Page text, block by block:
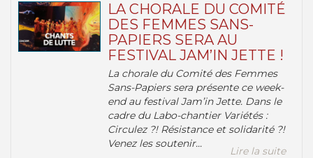
LA CHORALE DU COMITÉ
DES FEMMES SANS-
PAPIERS SERA AU
FESTIVAL JAM’IN JETTE !
La chorale du Comité des Femmes
Sans-Papiers sera présente ce week-
end au festival Jam’in Jette. Dans le
cadre du Labo-chantier Variétés :
Circulez ?! Résistance et solidarité ?!
Venez les soutenir...
Lire la suite